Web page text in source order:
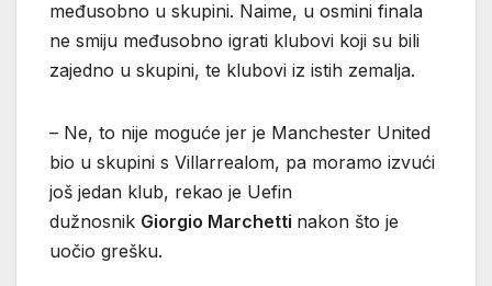
međusobno u skupini. Naime, u osmini finala
ne smiju međusobno igrati klubovi koji su bili
zajedno u skupini, te klubovi iz istih zemalja.
– Ne, to nije moguće jer je Manchester United
bio u skupini s Villarrealom, pa moramo izvući
još jedan klub, rekao je Uefin
dužnosnik Giorgio Marchetti nakon što je
uočio grešku.